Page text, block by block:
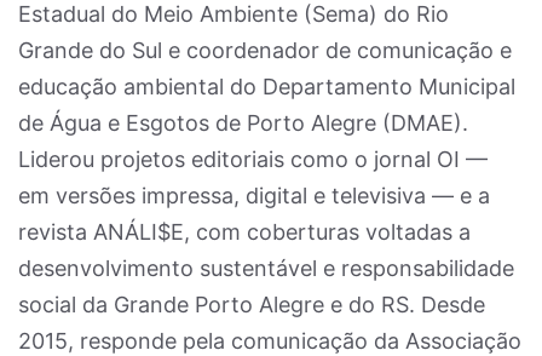
Estadual do Meio Ambiente (Sema) do Rio
Grande do Sul e coordenador de comunicação e
educação ambiental do Departamento Municipal
de Água e Esgotos de Porto Alegre (DMAE).
Liderou projetos editoriais como o jornal OI —
em versões impressa, digital e televisiva — e a
revista ANÁLI$E, com coberturas voltadas a
desenvolvimento sustentável e responsabilidade
social da Grande Porto Alegre e do RS. Desde
2015, responde pela comunicação da Associação